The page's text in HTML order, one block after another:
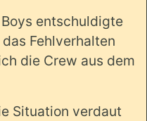
entschuldigte
Fehlverhalten
die Crew aus dem
Situation verdaut